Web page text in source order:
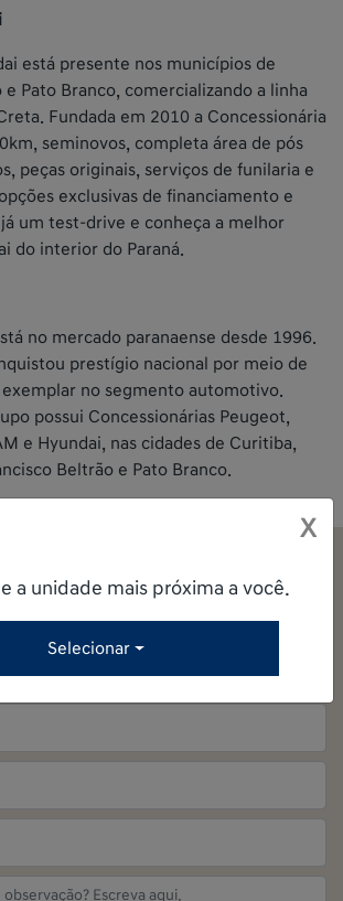
está presente nos municípios de
Pato Branco, comercializando a linha
Fundada em 2010 a Concessionária
seminovos, completa área de pós
peças originais, serviços de funilaria e
exclusivas de financiamento e
um test-drive e conheça a melhor
do interior do Paraná.
no mercado paranaense desde 1996.
prestígio nacional por meio de
no segmento automotivo.
possui Concessionárias Peugeot,
e Hyundai, nas cidades de Curitiba,
Beltrão e Pato Branco.
com a nossa equipe
informações, por favor, preencha o
que entraremos em contato
X
a unidade mais próxima a você.
Selecionar